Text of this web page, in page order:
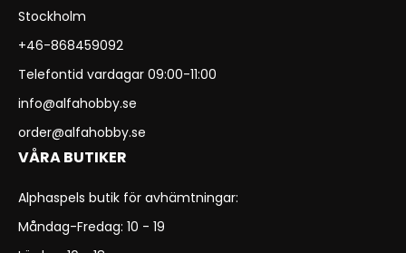
Stockholm
+46-868459092
Telefontid vardagar 09:00-11:00
info@alfahobby.se
order@alfahobby.se
VÅRA BUTIKER
Alphaspels butik för avhämtningar:
Måndag-Fredag: 10 - 19